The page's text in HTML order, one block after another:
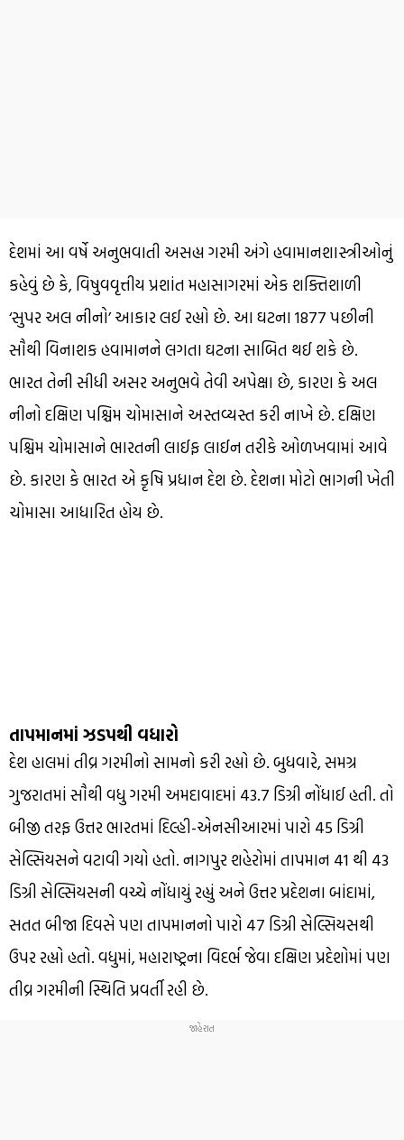
દેશમાં આ વર્ષે અનુભવાતી અસહ્ય ગરમી અંગે હવામાનશાસ્ત્રીઓનું
કહેવું છે કે, વિષુવવૃત્તીય પ્રશાંત મહાસાગરમાં એક શક્તિશાળી
‘સુપર અલ નીનો’ આકાર લઈ રહ્યો છે. આ ઘટના 1877 પછીની
સૌથી વિનાશક હવામાનને લગતા ઘટના સાબિત થઈ શકે છે.
ભારત તેની સીધી અસર અનુભવે તેવી અપેક્ષા છે, કારણ કે અલ
નીનો દક્ષિણ પશ્ચિમ ચોમાસાને અસ્તવ્યસ્ત કરી નાખે છે. દક્ષિણ
પશ્ચિમ ચોમાસાને ભારતની લાઈફ લાઈન તરીકે ઓળખવામાં આવે
છે. કારણ કે ભારત એ કૃષિ પ્રધાન દેશ છે. દેશના મોટો ભાગની ખેતી
ચોમાસા આધારિત હોય છે.
તાપમાનમાં ઝડપથી વધારો
દેશ હાલમાં તીવ્ર ગરમીનો સામનો કરી રહ્યો છે. બુધવારે, સમગ્ર
ગુજરાતમાં સૌથી વધુ ગરમી અમદાવાદમાં 43.7 ડિગ્રી નોંધાઈ હતી. તો
બીજી તરફ ઉત્તર ભારતમાં દિલ્હી-એનસીઆરમાં પારો 45 ડિગ્રી
સેલ્સિયસને વટાવી ગયો હતો. નાગપુર શહેરોમાં તાપમાન 41 થી 43
ડિગ્રી સેલ્સિયસની વચ્ચે નોંધાયું રહ્યું અને ઉત્તર પ્રદેશના બાંદામાં,
સતત બીજા દિવસે પણ તાપમાનનો પારો 47 ડિગ્રી સેલ્સિયસથી
ઉપર રહ્યો હતો. વધુમાં, મહારાષ્ટ્રના વિદર્ભ જેવા દક્ષિણ પ્રદેશોમાં પણ
તીવ્ર ગરમીની સ્થિતિ પ્રવર્તી રહી છે.